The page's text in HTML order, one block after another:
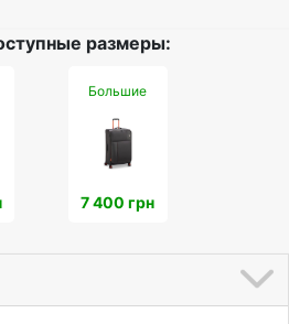
размеры:
Большие
7 400 грн